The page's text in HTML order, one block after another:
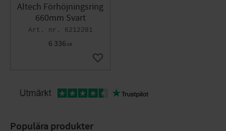
Altech Förhöjningsring
660mm Svart
6212281
6 336 KR
Lägg till i favoriter
Populära produkter